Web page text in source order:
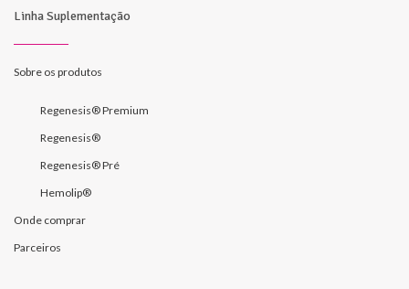
Linha Suplementação
Sobre os produtos
Regenesis® Premium
Regenesis®
Regenesis® Pré
Hemolip®
Onde comprar
Parceiros